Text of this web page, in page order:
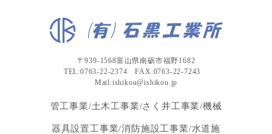
〒939-1568富山県南砺市福野1682
TEL:0763-22-2374 FAX:0763-22-7243
Mail:ishikou@ishikou.jp
管工事業/土木工事業/さく井工事業/機械
器具設置工事業/消防施設工事業/水道施